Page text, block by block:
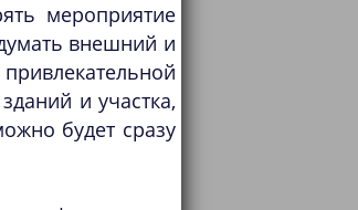
мероприятие
внешний и
и участка,
будет сразу